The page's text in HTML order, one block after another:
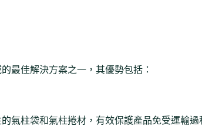
最佳解決方案之一，其優勢包括：
氣柱袋和氣柱捲材，有效保護產品免受運輸過